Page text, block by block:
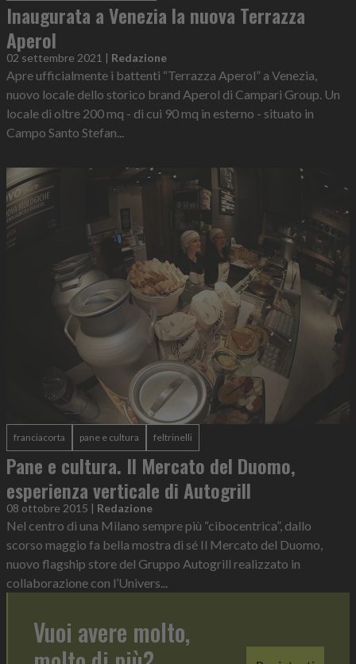
Inaugurata a Venezia la nuova Terrazza
Aperol
02 settembre 2021 | Redazione
Apre ufficialmente i battenti “Terrazza Aperol” a Venezia,
nuovo locale dello storico brand Aperol di Campari Group. Un
locale di oltre 200 mq - di cui 90 mq in esterno - situato in
Campo Santo Stefan...
franciacorta pane e cultura feltrinelli
Pane e cultura. Il Mercato del Duomo,
esperienza verticale di Autogrill
08 ottobre 2015 | Redazione
Nel centro di una Milano sempre più “cibocentrica”, dallo
scorso maggio fa bella mostra di sé Il Mercato del Duomo,
nuovo flagship store del Gruppo Autogrill realizzato in
collaborazione con l’Univers...
Vuoi avere molto,